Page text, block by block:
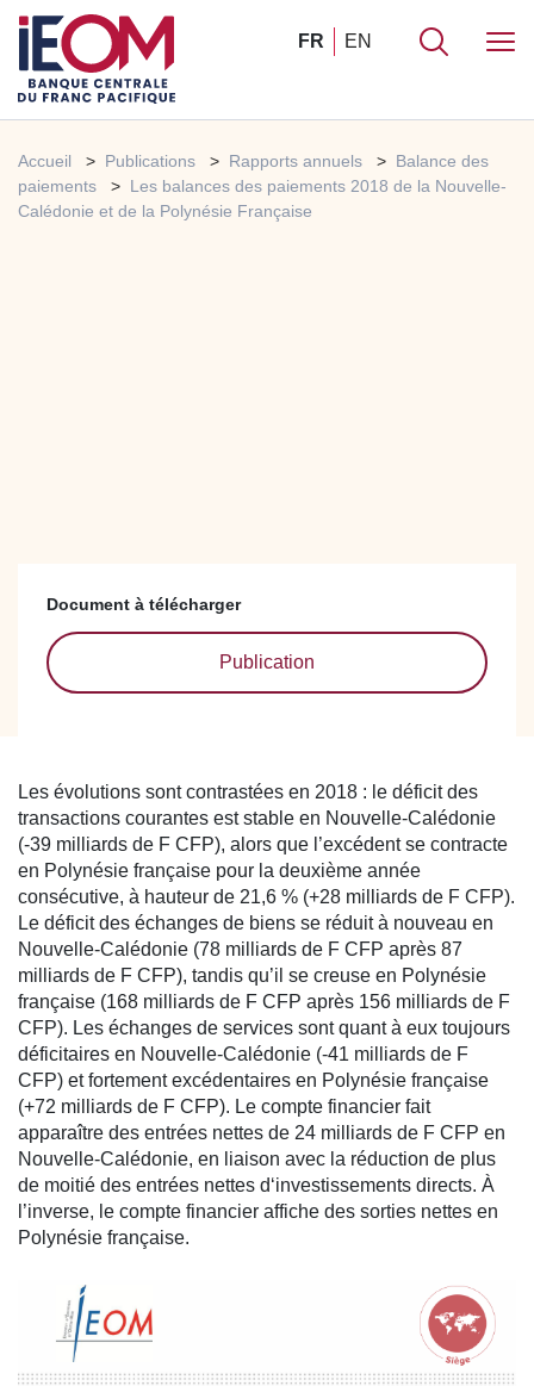
FR EN
Accueil Publications Rapports annuels
Balance des
paiements
Les balances des paiements 2018 de la Nouvelle-
Calédonie et de la Polynésie Française
Document à télécharger
Publication
Les évolutions sont contrastées en 2018 : le déficit des
transactions courantes est stable en Nouvelle-Calédonie
(-39 milliards de F CFP), alors que l’excédent se contracte
en Polynésie française pour la deuxième année
consécutive, à hauteur de 21,6 % (+28 milliards de F CFP).
Le déficit des échanges de biens se réduit à nouveau en
Nouvelle-Calédonie (78 milliards de F CFP après 87
milliards de F CFP), tandis qu’il se creuse en Polynésie
française (168 milliards de F CFP après 156 milliards de F
CFP). Les échanges de services sont quant à eux toujours
déficitaires en Nouvelle-Calédonie (-41 milliards de F
CFP) et fortement excédentaires en Polynésie française
(+72 milliards de F CFP). Le compte financier fait
apparaître des entrées nettes de 24 milliards de F CFP en
Nouvelle-Calédonie, en liaison avec la réduction de plus
de moitié des entrées nettes d‘investissements directs. À
l’inverse, le compte financier affiche des sorties nettes en
Polynésie française.